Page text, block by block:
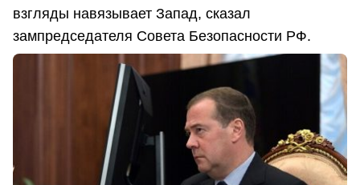
взгляды навязывает Запад, сказал
зампредседателя Совета Безопасности РФ.